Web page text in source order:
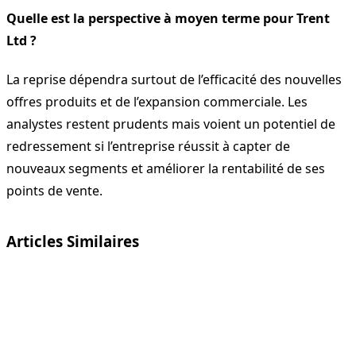
Quelle est la perspective à moyen terme pour Trent
Ltd ?
La reprise dépendra surtout de l’efficacité des nouvelles
offres produits et de l’expansion commerciale. Les
analystes restent prudents mais voient un potentiel de
redressement si l’entreprise réussit à capter de
nouveaux segments et améliorer la rentabilité de ses
points de vente.
Articles Similaires